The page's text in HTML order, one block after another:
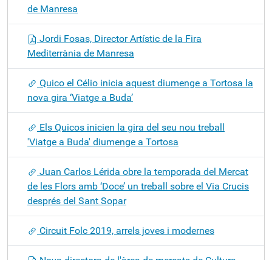
de Manresa
Jordi Fosas, Director Artístic de la Fira
Mediterrània de Manresa
Quico el Célio inicia aquest diumenge a Tortosa la
nova gira ‘Viatge a Buda’
Els Quicos inicien la gira del seu nou treball
'Viatge a Buda' diumenge a Tortosa
Juan Carlos Lérida obre la temporada del Mercat
de les Flors amb ‘Doce’ un treball sobre el Via Crucis
després del Sant Sopar
Circuit Folc 2019, arrels joves i modernes